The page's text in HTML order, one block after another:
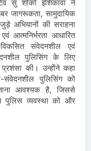
सु शोको इशिकावा ने
जागरूकता, सामुदायिक
अभियानों की सराहना
आत्मनिर्भरता आधारित
संवेदनशील एवं
पुलिसिंग के लिए
की। उन्होंने कहा
पुलिसिंग को
जाना आवश्यक है, जिससे
पुलिस व्यवस्था को और